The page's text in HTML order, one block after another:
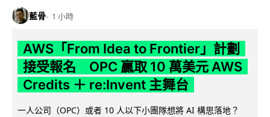
藍骨 1 小時
AWS「From Idea to Frontier」計劃
接受報名 OPC 贏取 10 萬美元 AWS
Credits ＋ re:Invent 主舞台
一人公司（OPC）或者 10 人以下小團隊想將 AI 構思落地？